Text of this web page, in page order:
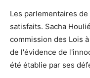
Les parlementaires
satisfaits. Sacha
commission des Lois
de l'évidence de
été établie par ses